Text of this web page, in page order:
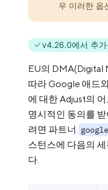
우 이러한 옵
v4.26.0에서 추가
EU의 DMA(Digital
따라 Google 애드
에 대한 Adjust의
명시적인 동의를
려면 파트너
스턴스에 다음의
다.